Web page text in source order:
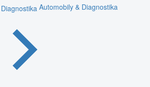
Automobily & Diagnostika